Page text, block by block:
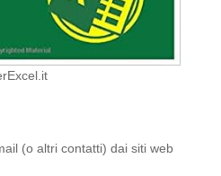
(o altri contatti) dai siti web